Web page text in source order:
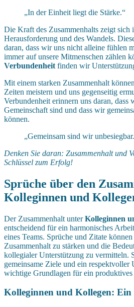
„In der Einheit liegt die Stärke.“
Die Kraft des Zusammenhalts zeigt sich
Herausforderung und des Wandels.
daran, dass wir uns nicht alleine fühlen
immer auf unsere Mitmenschen zählen
Verbundenheit finden wir
Mit einem starken Zusammenhalt
Zeiten meistern und uns gegenseitig
Verbundenheit erinnern uns daran, dass
Gemeinschaft sind und dass wir
können.
„Gemeinsam sind wir
Denken Sie daran: Zusammenhalt und
Schlüssel zum Erfolg!
Sprüche über den
Kolleginnen und
Der Zusammenhalt unterKolleginnen
entscheidend für ein harmonisches
eines Teams. Sprüche und Zitate
Zusammenhalt zu stärken und die
kollegialer Unterstützung zu vermitteln.
gemeinsame Ziele und ein respektvoller
wichtige Grundlagen für ein
Kolleginnen und Kollegen: Ein